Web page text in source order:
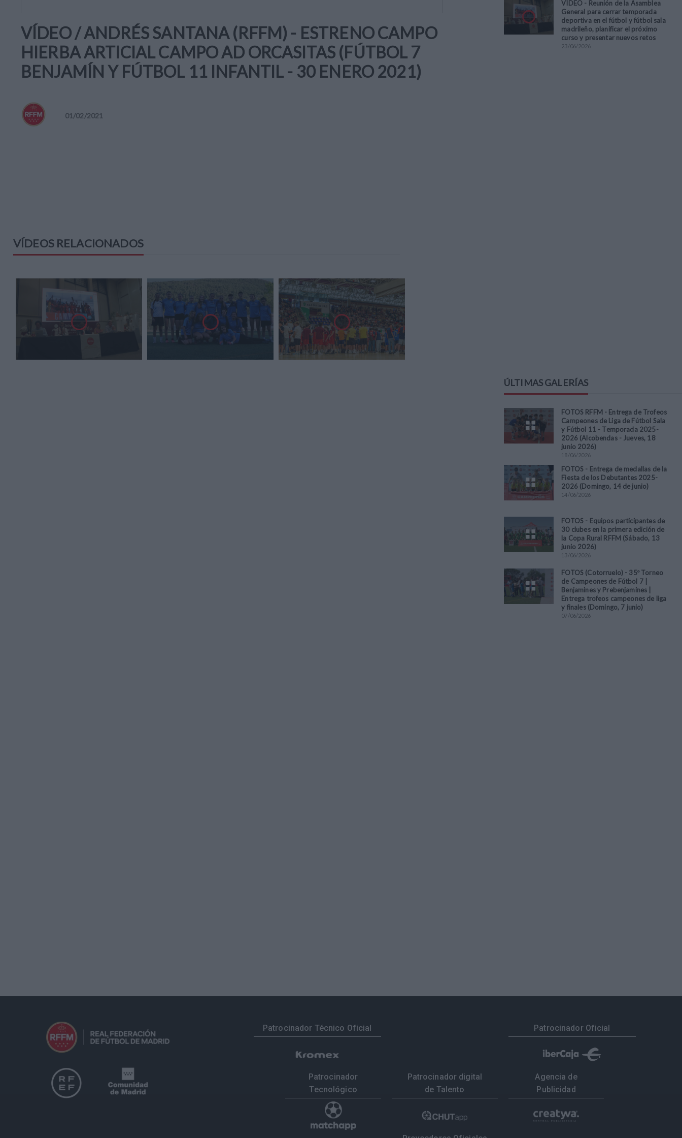
VÍDEO / ANDRÉS SANTANA (RFFM) - ESTRENO CAMPO
HIERBA ARTICIAL CAMPO AD ORCASITAS (FÚTBOL 7
BENJAMÍN Y FÚTBOL 11 INFANTIL - 30 ENERO 2021)
01/02/2021
VÍDEOS RELACIONADOS
VÍDEO - Reunión de la Asamblea
General para cerrar temporada
deportiva en el fútbol y fútbol sala
madrileño, planificar el próximo
curso y presentar nuevos retos
23/06/2026
ÚLTIMAS GALERÍAS
FOTOS RFFM - Entrega de Trofeos
Campeones de Liga de Fútbol Sala
y Fútbol 11 - Temporada 2025-
2026 (Alcobendas - Jueves, 18
junio 2026)
18/06/2026
FOTOS - Entrega de medallas de la
Fiesta de los Debutantes 2025-
2026 (Domingo, 14 de junio)
14/06/2026
FOTOS - Equipos participantes de
30 clubes en la primera edición de
la Copa Rural RFFM (Sábado, 13
junio 2026)
13/06/2026
FOTOS (Cotorruelo) - 35º Torneo
de Campeones de Fútbol 7 |
Benjamines y Prebenjamines |
Entrega trofeos campeones de liga
y finales (Domingo, 7 junio)
07/06/2026
Patrocinador Técnico Oficial Patrocinador Oficial
Patrocinador
Tecnológico
Patrocinador digital
de Talento
Agencia de
Publicidad